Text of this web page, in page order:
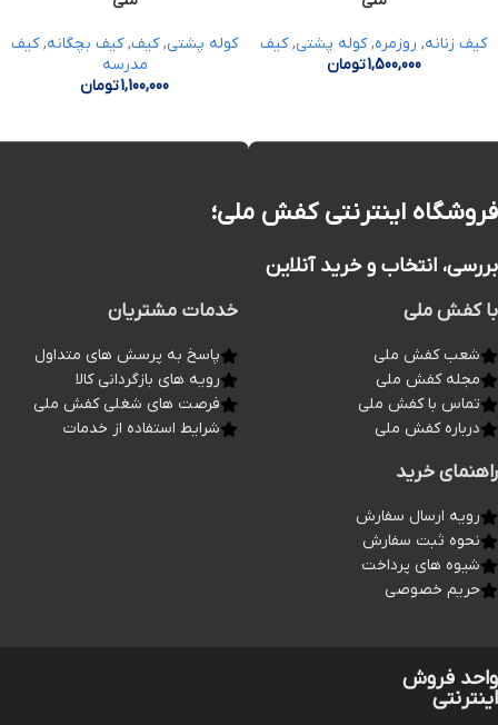
کیف زنانه, روزمره,کوله پشتی,کیف
1,500,000تومان
کوله پشتی,کیف,کیف بچگانه,کیف
مدرسه
1,100,000تومان
فروشگاه اینترنتی کفش ملی؛
بررسی، انتخاب و خرید آنلاین
با کفش ملی
شعب کفش ملی
مجله کفش ملی
تماس با کفش ملی
درباره کفش ملی
خدمات مشتریان
پاسخ به پرسش های متداول
رویه های بازگردانی کالا
فرصت های شغلی کفش ملی
شرایط استفاده از خدمات
راهنمای خرید
رویه ارسال سفارش
نحوه ثبت سفارش
شیوه های پرداخت
حریم خصوصی
واحد فروش
اینترنتی